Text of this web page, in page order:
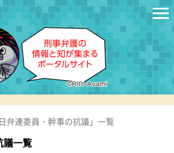
弁連委員・幹事の抗議」一覧
議一覧